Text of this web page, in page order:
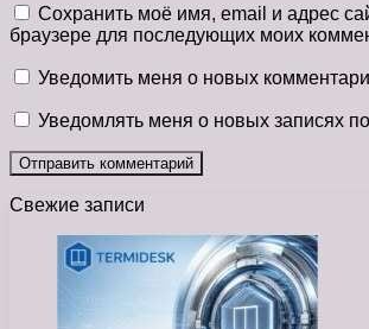
Сохранить моё имя, email и адрес
браузере для последующих моих
Уведомить меня о новых
Уведомлять меня о новых записях
Свежие записи